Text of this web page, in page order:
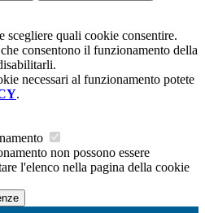
scegliere quali cookie consentire.
consentono il funzionamento della
necessari al funzionamento potete
.
non possono essere
l'elenco nella pagina della cookie